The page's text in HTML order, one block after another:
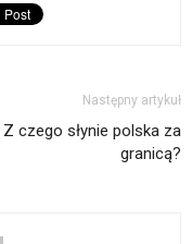
Następny artykuł
Z czego słynie polska za
granicą?